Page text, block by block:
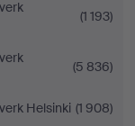
(1 193)
(5 836)
Helsinki (1 908)